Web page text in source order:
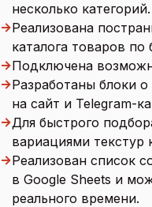
несколько категорий.
→Реализована
каталога товаров по
→Подключена
→Разработаны блоки
на сайт и Telegram-
→Для быстрого
вариациями текстур
→Реализован список
в Google Sheets и
реального времени.